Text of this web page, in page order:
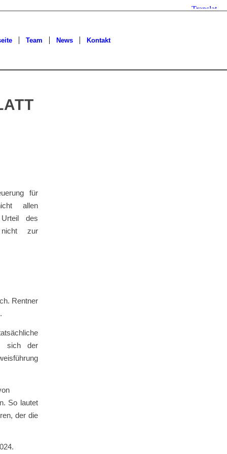
Team News Kontakt
für
allen
des
nicht zur
Rentner
sich der
So lautet
der die